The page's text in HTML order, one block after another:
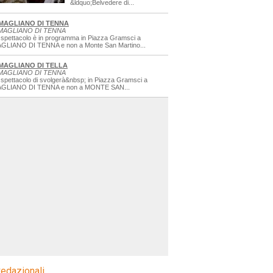
&ldquo;Belvedere di...
DI TENNA
DI TENNA
spettacolo è in programma in Piazza Gramsci a
DI TENNA e non a Monte San Martino...
DI TELLA
DI TENNA
spettacolo di svolgerà&nbsp; in Piazza Gramsci a
DI TENNA e non a MONTE SAN...